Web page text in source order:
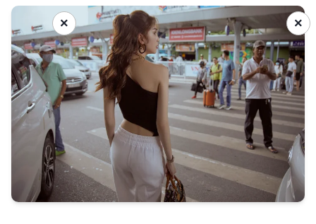
×
×